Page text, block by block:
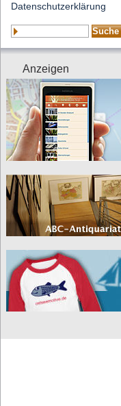
Datenschutzerklärung
Anzeigen